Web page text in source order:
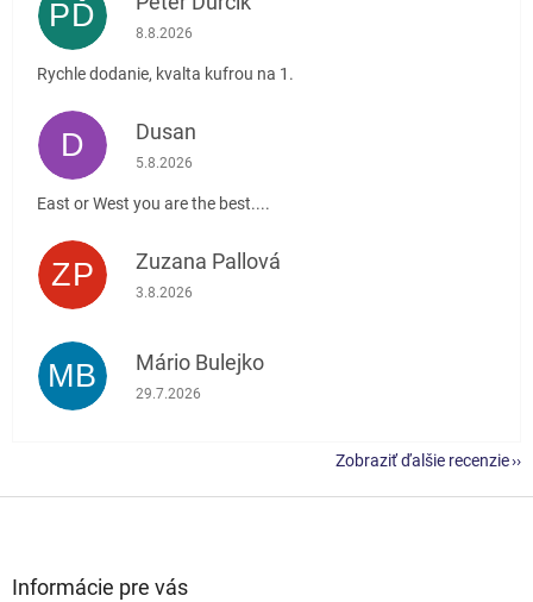
PĎ Hodnotenie obchodu je 5 z 5 hviezdičiek.
8.8.2026
Rychle dodanie, kvalta kufrou na 1.
D Dusan
Hodnotenie obchodu je 5 z 5 hviezdičiek.
5.8.2026
East or West you are the best....
ZP Zuzana Pallová
Hodnotenie obchodu je 5 z 5 hviezdičiek.
3.8.2026
MB Mário Bulejko
Hodnotenie obchodu je 5 z 5 hviezdičiek.
29.7.2026
Zobraziť ďalšie recenzie
Informácie pre vás